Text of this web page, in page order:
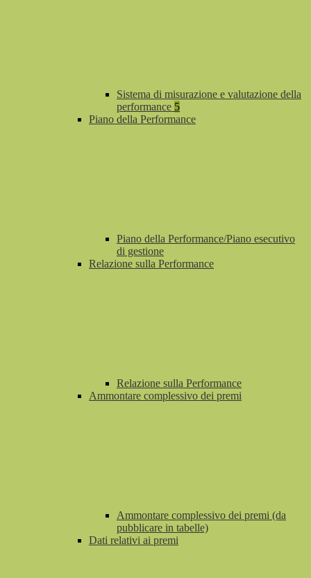
Sistema di misurazione e valutazione della
performance 5
Piano della Performance
Piano della Performance/Piano esecutivo
di gestione
Relazione sulla Performance
Relazione sulla Performance
Ammontare complessivo dei premi
Ammontare complessivo dei premi (da
pubblicare in tabelle)
Dati relativi ai premi